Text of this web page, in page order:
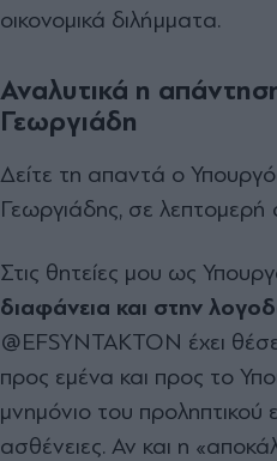
οικονομικά διλήμματα.
Αναλυτικά η
Γεωργιάδη
Δείτε τη απαντά ο
Γεωργιάδης, σε
Στις θητείες μου ως
διαφάνεια και στην
@EFSYNTAKTON έχει
προς εμένα και προς το
μνημόνιο του προληπτικού
ασθένειες. Αν και η